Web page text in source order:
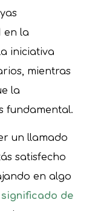
en la
iniciativa
mientras
la
fundamental.
un llamado
satisfecho
en algo
significado de